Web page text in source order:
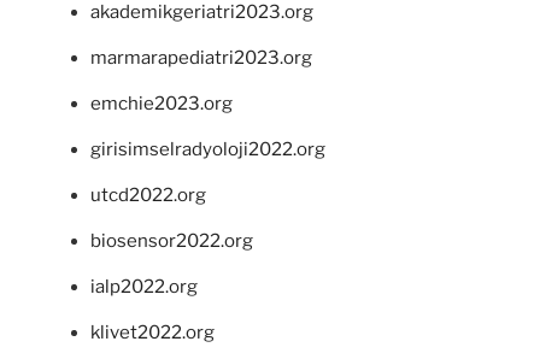
akademikgeriatri2023.org
marmarapediatri2023.org
emchie2023.org
girisimselradyoloji2022.org
utcd2022.org
biosensor2022.org
ialp2022.org
klivet2022.org